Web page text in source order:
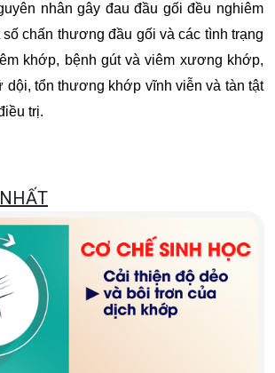
nhân gây đau đầu gối đều nghiêm
chấn thương đầu gối và các tình trạng
khớp, bệnh gút và viêm xương khớp,
dội, tổn thương khớp vĩnh viễn và tàn tật
trị.